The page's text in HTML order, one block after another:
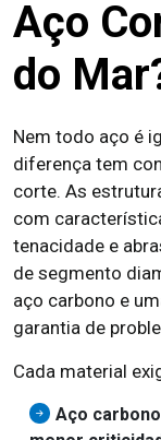
Aço
do
Nem todo aço é
diferença tem
corte. As
com
tenacidade e
de segmento
aço carbono e
garantia de
Cada material
Aço